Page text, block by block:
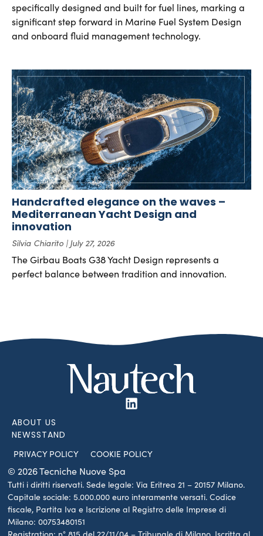
specifically designed and built for fuel lines, marking a
significant step forward in Marine Fuel System Design
and onboard fluid management technology.
Handcrafted elegance on the waves –
Mediterranean Yacht Design and
innovation
Silvia Chiarito July 27, 2026
The Girbau Boats G38 Yacht Design represents a
perfect balance between tradition and innovation.
ABOUT US
NEWSSTAND
© 2026 Tecniche Nuove Spa
PRIVACY POLICY COOKIE POLICY
Tutti i diritti riservati. Sede legale: Via Eritrea 21 – 20157 Milano.
Capitale sociale: 5.000.000 euro interamente versati. Codice
fiscale, Partita Iva e Iscrizione al Registro delle Imprese di
Milano: 00753480151